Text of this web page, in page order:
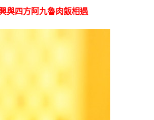
與四方阿九魯肉飯相遇